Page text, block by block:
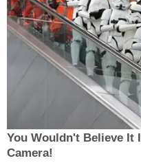
You Wouldn't Believe It
Camera!